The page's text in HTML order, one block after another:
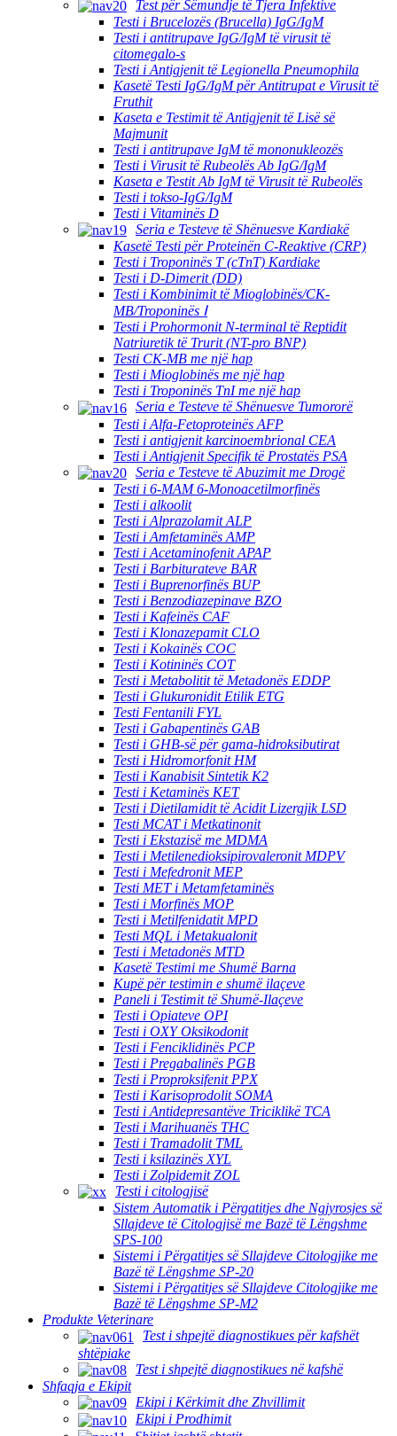
Test për Sëmundje të Tjera Infektive
Testi i Brucelozës (Brucella) IgG/IgM
Testi i antitrupave IgG/IgM të virusit të
citomegalo-s
Testi i Antigjenit të Legionella Pneumophila
Kasetë Testi IgG/IgM për Antitrupat e Virusit të
Fruthit
Kaseta e Testimit të Antigjenit të Lisë së
Majmunit
Testi i antitrupave IgM të mononukleozës
Testi i Virusit të Rubeolës Ab IgG/IgM
Kaseta e Testit Ab IgM të Virusit të Rubeolës
Testi i tokso-IgG/IgM
Testi i Vitaminës D
Seria e Testeve të Shënuesve Kardiakë
Kasetë Testi për Proteinën C-Reaktive (CRP)
Testi i Troponinës T (cTnT) Kardiake
Testi i D-Dimerit (DD)
Testi i Kombinimit të Mioglobinës/CK-
MB/Troponinës Ⅰ
Testi i Prohormonit N-terminal të Reptidit
Natriuretik të Trurit (NT-pro BNP)
Testi CK-MB me një hap
Testi i Mioglobinës me një hap
Testi i Troponinës TnI me një hap
Seria e Testeve të Shënuesve Tumororë
Testi i Alfa-Fetoproteinës AFP
Testi i antigjenit karcinoembrional CEA
Testi i Antigjenit Specifik të Prostatës PSA
Seria e Testeve të Abuzimit me Drogë
Testi i 6-MAM 6-Monoacetilmorfinës
Testi i alkoolit
Testi i Alprazolamit ALP
Testi i Amfetaminës AMP
Testi i Acetaminofenit APAP
Testi i Barbiturateve BAR
Testi i Buprenorfinës BUP
Testi i Benzodiazepinave BZO
Testi i Kafeinës CAF
Testi i Klonazepamit CLO
Testi i Kokainës COC
Testi i Kotininës COT
Testi i Metabolitit të Metadonës EDDP
Testi i Glukuronidit Etilik ETG
Testi Fentanili FYL
Testi i Gabapentinës GAB
Testi i GHB-së për gama-hidroksibutirat
Testi i Hidromorfonit HM
Testi i Kanabisit Sintetik K2
Testi i Ketaminës KET
Testi i Dietilamidit të Acidit Lizergjik LSD
Testi MCAT i Metkatinonit
Testi i Ekstazisë me MDMA
Testi i Metilenedioksipirovaleronit MDPV
Testi i Mefedronit MEP
Testi MET i Metamfetaminës
Testi i Morfinës MOP
Testi i Metilfenidatit MPD
Testi MQL i Metakualonit
Testi i Metadonës MTD
Kasetë Testimi me Shumë Barna
Kupë për testimin e shumë ilaçeve
Paneli i Testimit të Shumë-Ilaçeve
Testi i Opiateve OPI
Testi i OXY Oksikodonit
Testi i Fenciklidinës PCP
Testi i Pregabalinës PGB
Testi i Proproksifenit PPX
Testi i Karisoprodolit SOMA
Testi i Antidepresantëve Triciklikë TCA
Testi i Marihuanës THC
Testi i Tramadolit TML
Testi i ksilazinës XYL
Testi i Zolpidemit ZOL
Testi i citologjisë
Sistem Automatik i Përgatitjes dhe Ngjyrosjes së
Sllajdeve të Citologjisë me Bazë të Lëngshme
SPS-100
Sistemi i Përgatitjes së Sllajdeve Citologjike me
Bazë të Lëngshme SP-20
Sistemi i Përgatitjes së Sllajdeve Citologjike me
Bazë të Lëngshme SP-M2
Produkte Veterinare
Test i shpejtë diagnostikues për kafshët
shtëpiake
Test i shpejtë diagnostikues në kafshë
Shfaqja e Ekipit
Ekipi i Kërkimit dhe Zhvillimit
Ekipi i Prodhimit